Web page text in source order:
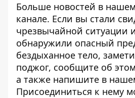
Больше новостей в нашем
канале. Если вы стали
чрезвычайной ситуации
обнаружили опасный
бездыханное тело,
поджог, сообщите об
а также напишите в
Присоединиться к нему